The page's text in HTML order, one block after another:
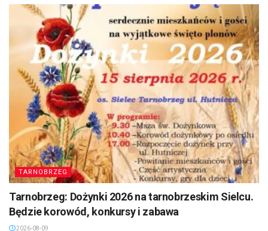
TARNOBRZEG
Tarnobrzeg: Dożynki 2026 na tarnobrzeskim Sielcu.
Będzie korowód, konkursy i zabawa
2026-08-09